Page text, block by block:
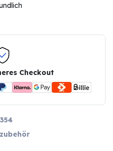
Checkout